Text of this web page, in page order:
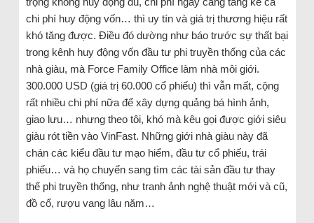
chi phí huy động vốn… thì uy tín và giá trị thương hiệu rất
khó tăng được. Điều đó dường như báo trước sự thất bại
trong kênh huy động vốn đầu tư phi truyền thống của các
nhà giàu, mà Force Family Office làm nhà môi giới.
300.000 USD (giá trị 60.000 cổ phiếu) thì vẫn mất, cộng
rất nhiều chi phí nữa để xây dựng quảng bá hình ảnh,
giao lưu… nhưng theo tôi, khó mà kêu gọi được giới siêu
giàu rót tiền vào VinFast. Những giới nhà giàu này đã
chán các kiểu đầu tư mạo hiểm, đầu tư cổ phiếu, trái
phiếu… và họ chuyển sang tìm các tài sản đầu tư thay
thế phi truyền thống, như tranh ảnh nghệ thuật mới và cũ,
đồ cổ, rượu vang lâu năm…